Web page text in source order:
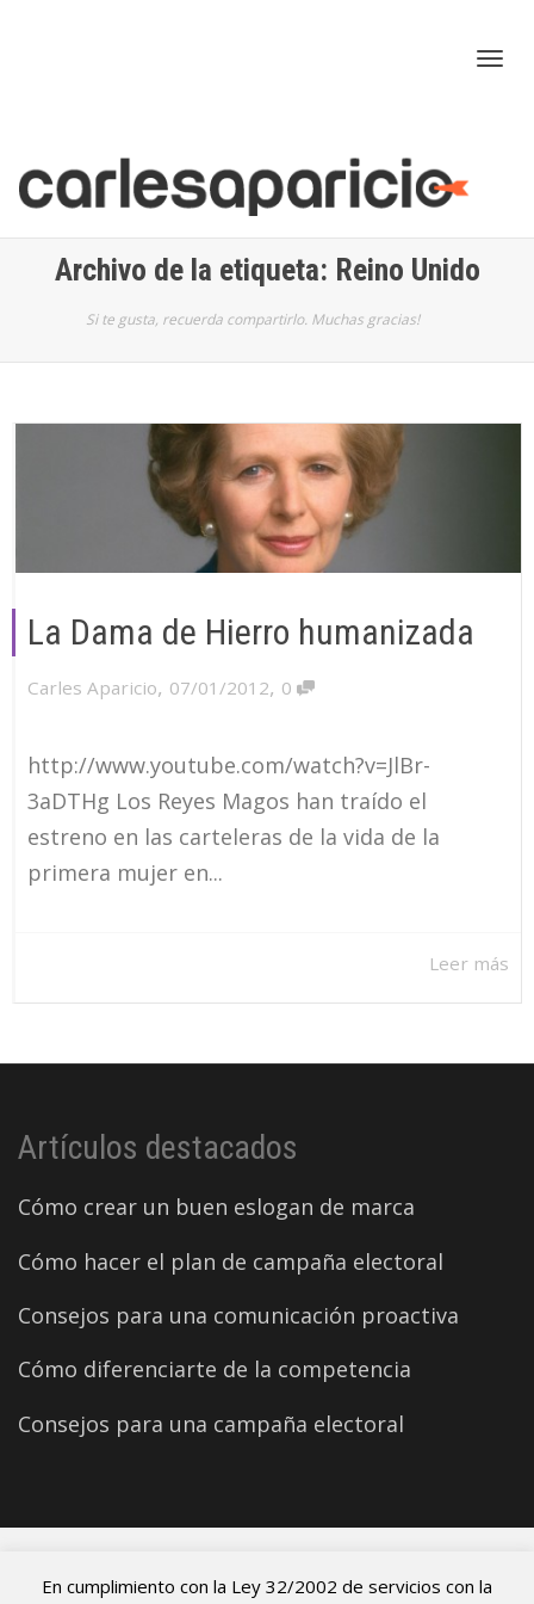
Archivo de la etiqueta: Reino Unido
Si te gusta, recuerda compartirlo. Muchas gracias!
La Dama de Hierro humanizada
Carles Aparicio, 07/01/2012, 0
http://www.youtube.com/watch?v=JlBr-
3aDTHg Los Reyes Magos han traído el
estreno en las carteleras de la vida de la
primera mujer en...
Leer más
Artículos destacados
Cómo crear un buen eslogan de marca
Cómo hacer el plan de campaña electoral
Consejos para una comunicación proactiva
Cómo diferenciarte de la competencia
Consejos para una campaña electoral
©2026 Carles Aparicio
En cumplimiento con la Ley 32/2002 de servicios con la